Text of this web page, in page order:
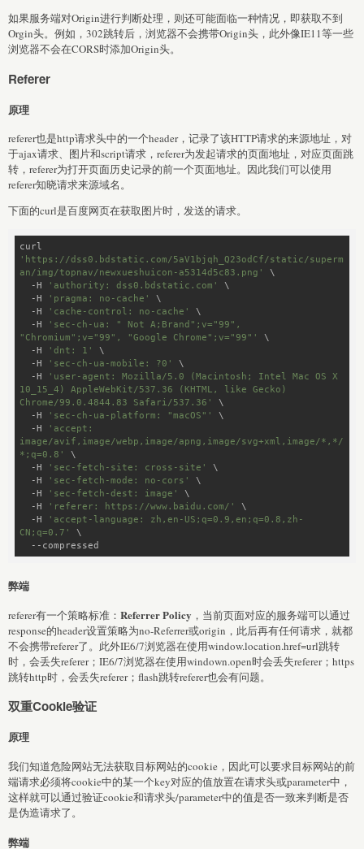
如果服务端对Origin进行判断处理，则还可能面临一种情况，即获取不到
Orgin头。例如，302跳转后，浏览器不会携带Origin头，此外像IE11等一些
浏览器不会在CORS时添加Origin头。
Referer
原理
referer也是http请求头中的一个header，记录了该HTTP请求的来源地址，对
于ajax请求、图片和script请求，referer为发起请求的页面地址，对应页面跳
转，referer为打开页面历史记录的前一个页面地址。因此我们可以使用
referer知晓请求来源域名。
下面的curl是百度网页在获取图片时，发送的请求。
curl
'https://dss0.bdstatic.com/5aV1bjqh_Q23odCf/static/superm
an/img/topnav/newxueshuicon-a5314d5c83.png'
\
  -H
'authority: dss0.bdstatic.com'
\
  -H
'pragma: no-cache'
\
  -H
'cache-control: no-cache'
\
  -H
'sec-ch-ua: " Not A;Brand";v="99",
"Chromium";v="99", "Google Chrome";v="99"'
\
  -H
'dnt: 1'
\
  -H
'sec-ch-ua-mobile: ?0'
\
  -H
'user-agent: Mozilla/5.0 (Macintosh; Intel Mac OS X
10_15_4) AppleWebKit/537.36 (KHTML, like Gecko)
Chrome/99.0.4844.83 Safari/537.36'
\
  -H
'sec-ch-ua-platform: "macOS"'
\
  -H
'accept:
image/avif,image/webp,image/apng,image/svg+xml,image/*,*/
*;q=0.8'
\
  -H
'sec-fetch-site: cross-site'
\
  -H
'sec-fetch-mode: no-cors'
\
  -H
'sec-fetch-dest: image'
\
  -H
'referer: https://www.baidu.com/'
\
  -H
'accept-language: zh,en-US;q=0.9,en;q=0.8,zh-
CN;q=0.7'
\
弊端
referer有一个策略标准： Referrer Policy ，当前页面对应的服务端可以通过
response的header设置策略为no-Referrer或origin，此后再有任何请求，就都
不会携带referer了。此外IE6/7浏览器在使用window.location.href=url跳转
时，会丢失referer；IE6/7浏览器在使用windown.open时会丢失referer；https
跳转http时，会丢失referer；flash跳转referer也会有问题。
双重Cookie验证
原理
我们知道危险网站无法获取目标网站的cookie，因此可以要求目标网站的前
端请求必须将cookie中的某一个key对应的值放置在请求头或parameter中，
这样就可以通过验证cookie和请求头/parameter中的值是否一致来判断是否
是伪造请求了。
弊端